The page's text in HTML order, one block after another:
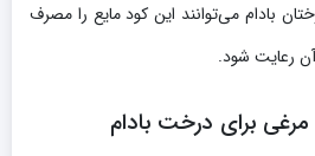
بادام می‌توانند این کود مایع را مصرف
آن رعایت شود.
مرغی برای درخت بادام